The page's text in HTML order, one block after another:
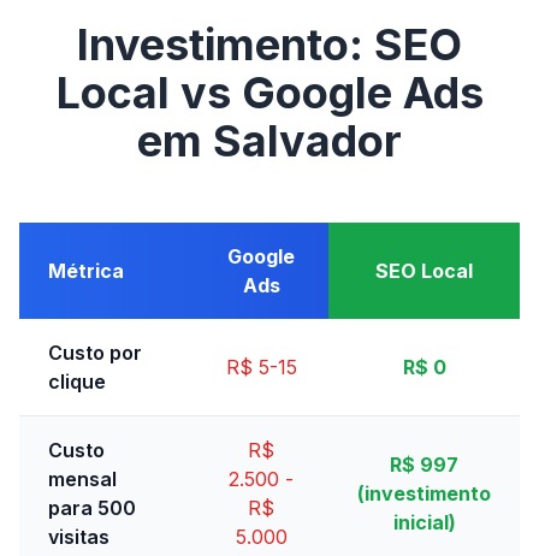
Investimento: SEO
Local vs Google Ads
em Salvador
Métrica
Google
Ads
SEO Local
Custo por
clique
R$ 5-15 R$ 0
Custo
mensal
para 500
visitas
R$
2.500 -
R$
5.000
R$ 997
(investimento
inicial)